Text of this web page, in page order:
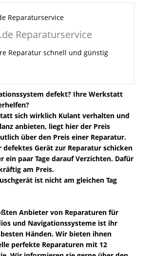
Reparaturservice
Reparatur schnell und günstig
defekt? Ihre Werkstatt
sich wirklich Kulant verhalten und
anbieten, liegt hier der Preis
über den Preis einer Reparatur.
defektes Gerät zur Reparatur schicken
ein paar Tage darauf Verzichten. Dafür
am Preis.
ist nicht am gleichen Tag
Anbieter von Reparaturen für
und Navigationssysteme ist ihr
Händen. Wir bieten ihnen
perfekte Reparaturen mit 12